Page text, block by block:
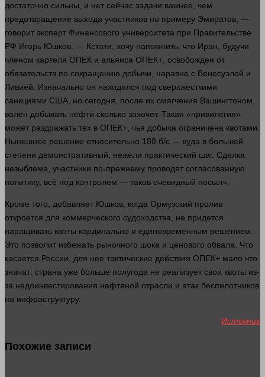
достаточно сильны, и нет сейчас задачи важнее, чем
предотвращение выхода участников по примеру Эмиратов, —
говорит эксперт Финансового университета при Правительстве
РФ Игорь Юшков. — Кстати, хочу напомнить, что Иран, будучи
членом картеля ОПЕК и альянса ОПЕК+, освобожден от
обязательств по сокращению добычи, наравне с Венесуэлой и
Ливией. Изначально он находился под сверхжесткими
санкциями США, но сегодня, после их смягчения Вашингтоном,
волен добывать нефти сколько захочет. Такая «привилегия»
может раздражать тех в ОПЕК+, чья добыча ограничена квотами.
Нынешнее решение относительно 188 б/с — куда в большей
степени демонстративный, нежели практический шаг. Сделка
незыблема, участники по-прежнему проводят согласованную
политику, всё под контролем — таков очевидный посыл».
Кроме того, добавляет Юшков, когда Ормузский пролив
откроется для коммерческого судоходства, не придется
наращивать квоты кардинально и единовременным решением.
Это позволит избежать рыночного шока и ценового обвала. Что
касается России, для нее тактические действия ОПЕК+ мало что
значат: страна уже больше полугода не реализует свои квоты из-
за недоинвестирования нефтяной отрасли и атак беспилотников
на инфраструктуру.
Источник
Похожие записи